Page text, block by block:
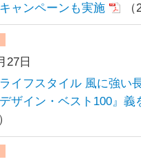
ャンペーンも実施
27日
ライフスタイル 風に強い
デザイン・ベスト100』義